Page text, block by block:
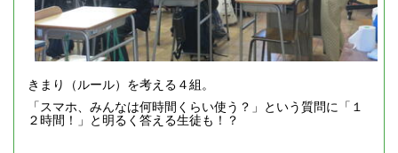
きまり（ルール）を考える４組。
「スマホ、みんなは何時間くらい使う？」という質問に「１
２時間！」と明るく答える生徒も！？